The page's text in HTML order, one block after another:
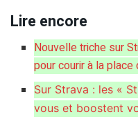
Lire encore
Nouvelle triche sur
pour courir à la place
Sur Strava : les «
vous et boostent